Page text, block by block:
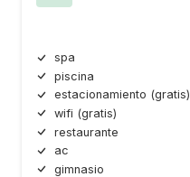
spa
piscina
estacionamiento (gratis)
wifi (gratis)
restaurante
ac
gimnasio